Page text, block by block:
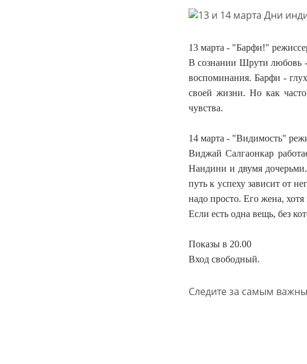
13 марта - "Барфи!"
В сознании Шрути любовь -
воспоминания. Барфи -
своей жизни. Но как
чувства.
14 марта - "Видимость"
Виджай Салгаонкар
Нандини и двумя
путь к успеху зависит от
надо просто. Его жена,
Если есть одна вещь, без
Показы в 20.00
Вход свободный.
Следите за самым